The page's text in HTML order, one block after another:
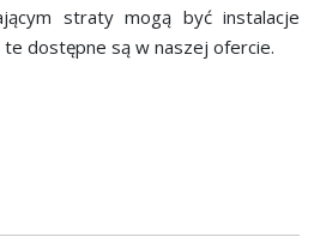
straty mogą być instalacje
dostępne są w naszej ofercie.